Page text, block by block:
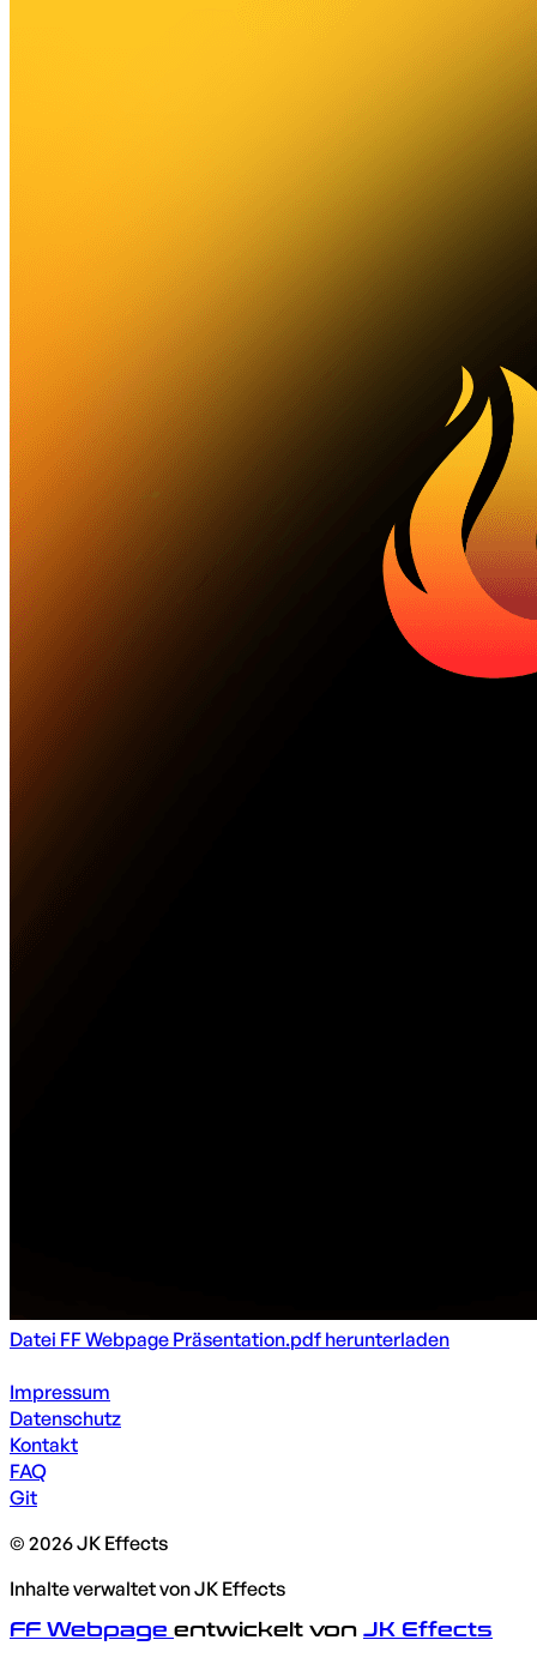
Datei FF Webpage Präsentation.pdf herunterladen
Impressum
Datenschutz
Kontakt
FAQ
Git
© 2026 JK Effects
Inhalte verwaltet von JK Effects
FF Webpage entwickelt von JK Effects